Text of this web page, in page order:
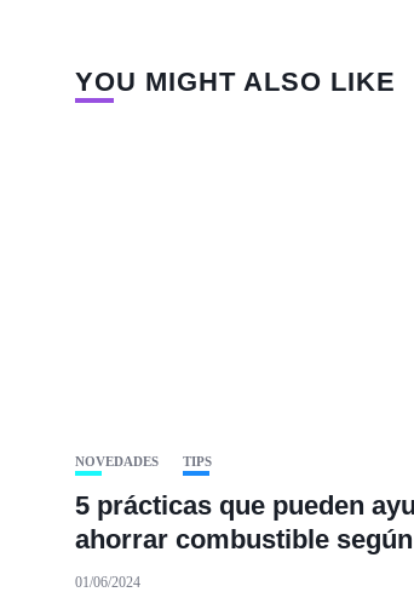
YOU MIGHT ALSO LIKE
NOVEDADES TIPS
5 prácticas que pueden
ahorrar combustible
01/06/2024